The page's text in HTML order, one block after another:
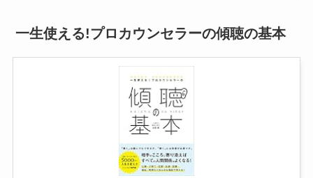
一生使える!プロカウンセラーの傾聴の基本